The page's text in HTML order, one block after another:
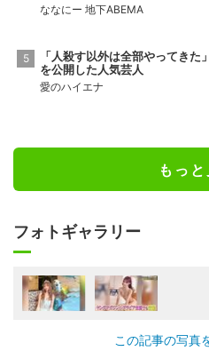
ななにー 地下ABEMA
「人殺す以外は全部やってきた
を公開した人気芸人
愛のハイエナ
もっ
フォトギャラリー
この記事の写真